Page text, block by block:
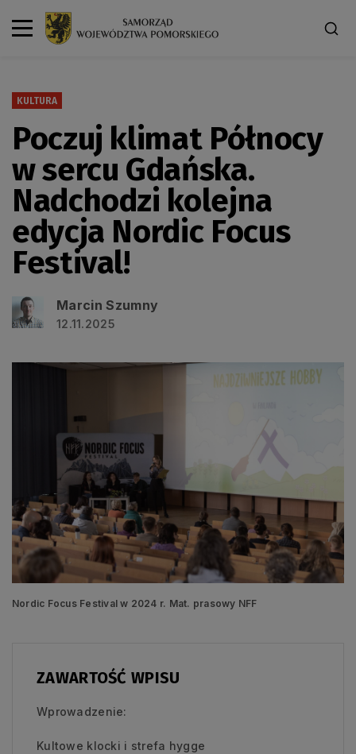
KULTURA
Poczuj klimat Północy
w sercu Gdańska.
Nadchodzi kolejna
edycja Nordic Focus
Festival!
Marcin Szumny
12.11.2025
Nordic Focus Festival w 2024 r. Mat. prasowy NFF
ZAWARTOŚĆ WPISU
Wprowadzenie:
Kultowe klocki i strefa hygge